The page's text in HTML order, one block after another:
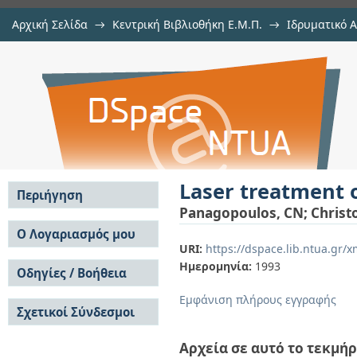
Αρχική Σελίδα → Κεντρική Βιβλιοθήκη Ε.Μ.Π. → Ιδρυματικό
Laser treatment of zinc coated
Laser treatment
Panagopoulos, CN;
URI: https://dspace.lib.ntua.gr/
Ημερομηνία: 1993
Εμφάνιση πλήρους εγγραφής
Αρχεία σε αυτό το
Περιήγηση
Σε όλο το DSpace
Κοινότητες & Συλλογές
Ανά Ημερομηνία
Έκδοσης
Συγγραφείς
Τίτλοι
Θέματα
Ο Λογαριασμός μου
Σύνδεση
Εγγραφή
Οδηγίες / Βοήθεια
Οδηγίες Υποβολής
Οδηγίες Χρήσης ΙΑ
Συχνές Ερωτήσεις
Σχετικοί Σύνδεσμοι